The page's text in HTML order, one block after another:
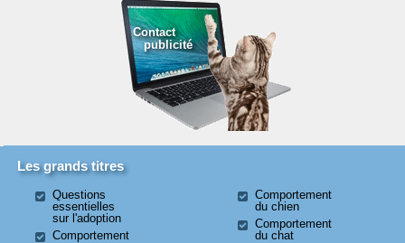
Contact
publicité
Les grands titres
Questions
essentielles
sur l'adoption
Comportement
Comportement
du chien
Comportement
du chat